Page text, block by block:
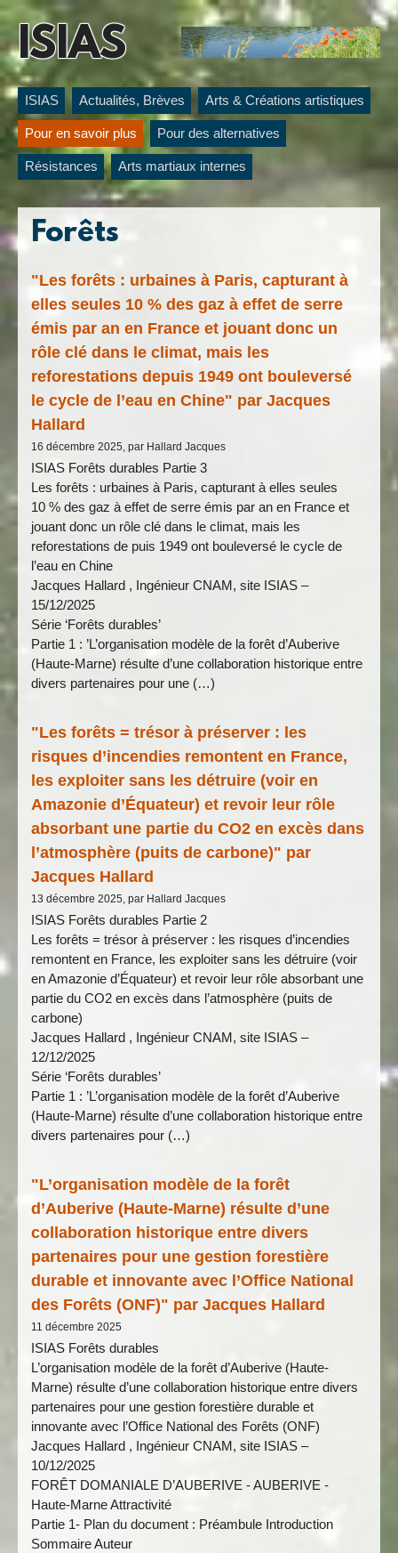
ISIAS
ISIAS Actualités, Brèves Arts & Créations artistiques
Pour en savoir plus Pour des alternatives
Résistances Arts martiaux internes
Forêts
"Les forêts : urbaines à Paris, capturant à
elles seules 10 % des gaz à effet de serre
émis par an en France et jouant donc un
rôle clé dans le climat, mais les
reforestations depuis 1949 ont bouleversé
le cycle de l’eau en Chine" par Jacques
Hallard
16 décembre 2025, par Hallard Jacques
ISIAS Forêts durables Partie 3
Les forêts : urbaines à Paris, capturant à elles seules
10 % des gaz à effet de serre émis par an en France et
jouant donc un rôle clé dans le climat, mais les
reforestations de puis 1949 ont bouleversé le cycle de
l’eau en Chine
Jacques Hallard , Ingénieur CNAM, site ISIAS –
15/12/2025
Série ‘Forêts durables’
Partie 1 : ’L’organisation modèle de la forêt d’Auberive
(Haute-Marne) résulte d’une collaboration historique entre
divers partenaires pour une (…)
"Les forêts = trésor à préserver : les
risques d’incendies remontent en France,
les exploiter sans les détruire (voir en
Amazonie d’Équateur) et revoir leur rôle
absorbant une partie du CO2 en excès dans
l’atmosphère (puits de carbone)" par
Jacques Hallard
13 décembre 2025, par Hallard Jacques
ISIAS Forêts durables Partie 2
Les forêts = trésor à préserver : les risques d’incendies
remontent en France, les exploiter sans les détruire (voir
en Amazonie d’Équateur) et revoir leur rôle absorbant une
partie du CO2 en excès dans l’atmosphère (puits de
carbone)
Jacques Hallard , Ingénieur CNAM, site ISIAS –
12/12/2025
Série ‘Forêts durables’
Partie 1 : ’L’organisation modèle de la forêt d’Auberive
(Haute-Marne) résulte d’une collaboration historique entre
divers partenaires pour (…)
"L’organisation modèle de la forêt
d’Auberive (Haute-Marne) résulte d’une
collaboration historique entre divers
partenaires pour une gestion forestière
durable et innovante avec l’Office National
des Forêts (ONF)" par Jacques Hallard
11 décembre 2025
ISIAS Forêts durables
L’organisation modèle de la forêt d’Auberive (Haute-
Marne) résulte d’une collaboration historique entre divers
partenaires pour une gestion forestière durable et
innovante avec l’Office National des Forêts (ONF)
Jacques Hallard , Ingénieur CNAM, site ISIAS –
10/12/2025
FORÊT DOMANIALE D’AUBERIVE - AUBERIVE -
Haute-Marne Attractivité
Partie 1- Plan du document : Préambule Introduction
Sommaire Auteur